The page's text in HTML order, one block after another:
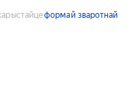
формай зваротнай